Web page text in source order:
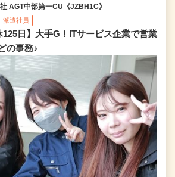
AGT中部第一CU《JZBH1C》
派遣社員
125日】大手G！ITサービス企業で営業
の事務♪